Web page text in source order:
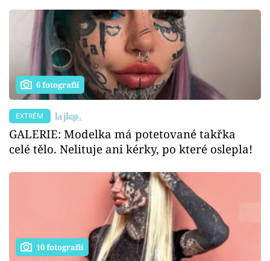
Sledujte nás
6 fotografií
EXTRÉM
GALERIE: Modelka má potetované takřka
celé tělo. Nelituje ani kérky, po které oslepla!
10 fotografií